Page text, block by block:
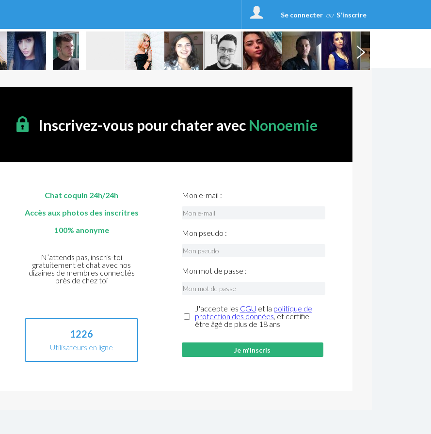
Se connecter ou S'inscrire
Inscrivez-vous pour chater avec Nonoemie
Chat coquin 24h/24h
Accès aux photos des inscritres
100% anonyme
N’attends pas, inscris-toi
gratuitement et chat avec nos
dizaines de membres connectés
près de chez toi
1226
Utilisateurs en ligne
Mon e-mail :
Mon pseudo :
Mon mot de passe :
J'accepte les CGU et la politique de
protection des données, et certifie
être âgé de plus de 18 ans